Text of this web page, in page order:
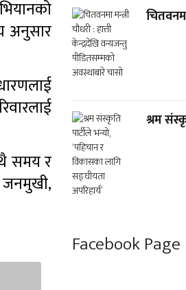
अनुसार
समय र
श्रम
Facebook Page